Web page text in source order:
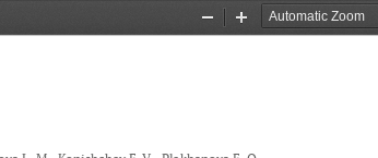
Zoom
Zoom